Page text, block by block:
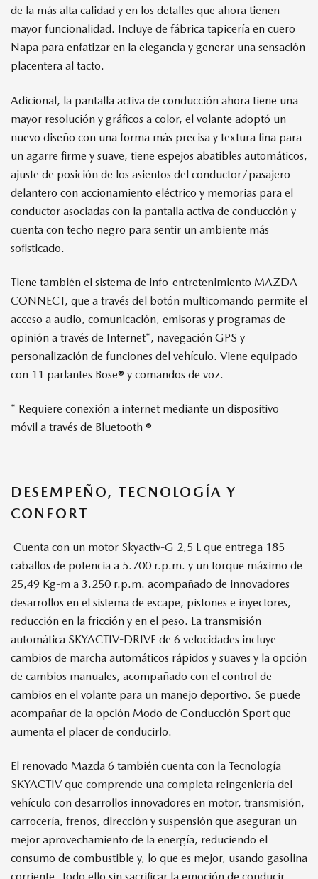
de la más alta calidad y en los detalles que ahora tienen
mayor funcionalidad. Incluye de fábrica tapicería en cuero
Napa para enfatizar en la elegancia y generar una sensación
placentera al tacto.
Adicional, la pantalla activa de conducción ahora tiene una
mayor resolución y gráficos a color, el volante adoptó un
nuevo diseño con una forma más precisa y textura fina para
un agarre firme y suave, tiene espejos abatibles automáticos,
ajuste de posición de los asientos del conductor/pasajero
delantero con accionamiento eléctrico y memorias para el
conductor asociadas con la pantalla activa de conducción y
cuenta con techo negro para sentir un ambiente más
sofisticado.
Tiene también el sistema de info-entretenimiento MAZDA
CONNECT, que a través del botón multicomando permite el
acceso a audio, comunicación, emisoras y programas de
opinión a través de Internet*, navegación GPS y
personalización de funciones del vehículo. Viene equipado
con 11 parlantes Bose® y comandos de voz.
* Requiere conexión a internet mediante un dispositivo
móvil a través de Bluetooth ®
DESEMPEÑO, TECNOLOGÍA Y
CONFORT
Cuenta con un motor Skyactiv-G 2,5 L que entrega 185
caballos de potencia a 5.700 r.p.m. y un torque máximo de
25,49 Kg-m a 3.250 r.p.m. acompañado de innovadores
desarrollos en el sistema de escape, pistones e inyectores,
reducción en la fricción y en el peso. La transmisión
automática SKYACTIV-DRIVE de 6 velocidades incluye
cambios de marcha automáticos rápidos y suaves y la opción
de cambios manuales, acompañado con el control de
cambios en el volante para un manejo deportivo. Se puede
acompañar de la opción Modo de Conducción Sport que
aumenta el placer de conducirlo.
El renovado Mazda 6 también cuenta con la Tecnología
SKYACTIV que comprende una completa reingeniería del
vehículo con desarrollos innovadores en motor, transmisión,
carrocería, frenos, dirección y suspensión que aseguran un
mejor aprovechamiento de la energía, reduciendo el
consumo de combustible y, lo que es mejor, usando gasolina